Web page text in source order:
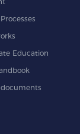
Education